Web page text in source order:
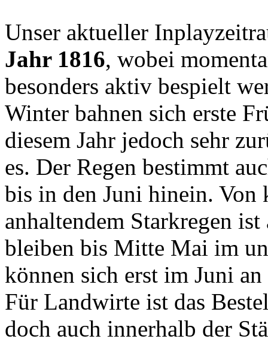
Unser aktueller
Jahr 1816, wobei
besonders aktiv bespielt
Winter bahnen sich erste
diesem Jahr jedoch sehr
es. Der Regen bestimmt
bis in den Juni hinein. Von
anhaltendem Starkregen
bleiben bis Mitte Mai im
können sich erst im Juni
Für Landwirte ist das
doch auch innerhalb der